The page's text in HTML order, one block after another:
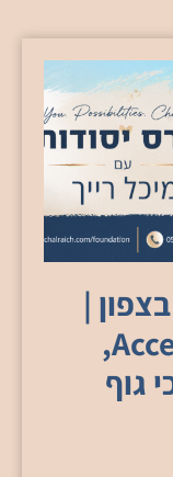
|
Access Consciousness,
גוף